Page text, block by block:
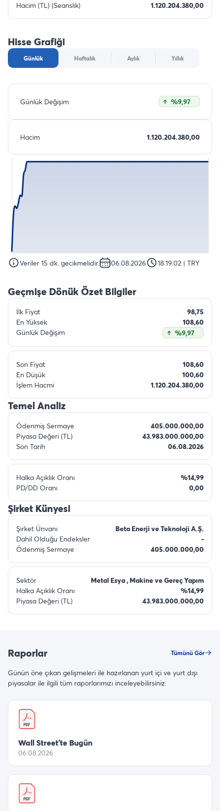
Hacim (TL) (Seanslık)
1.120.204.380,00
Hisse Grafiği
Günlük Haftalık Aylık Yıllık
Günlük Değişim %9,97
Hacim 1.120.204.380,00
Veriler 15 dk. gecikmelidir. 06.08.2026 18:19:02 | TRY
Geçmişe Dönük Özet Bilgiler
İlk Fiyat
98,75
En Yüksek
108,60
Günlük Değişim
%9,97
Son Fiyat
108,60
En Düşük
100,60
İşlem Hacmi
1.120.204.380,00
Temel Analiz
Ödenmiş Sermaye
405.000.000,00
Piyasa Değeri (TL)
43.983.000.000,00
Son Tarih
06.08.2026
Halka Açıklık Oranı
%14,99
PD/DD Oranı
0,00
Şirket Künyesi
Şirket Ünvanı
Beta Enerji ve Teknoloji A.Ş.
Dahil Olduğu Endeksler
-
Ödenmiş Sermaye
405.000.000,00
Sektör
Metal Esya , Makine ve Gereç Yapım
Halka Açıklık Oranı
%14,99
Piyasa Değeri (TL)
43.983.000.000,00
Raporlar Tümünü Gör
Günün öne çıkan gelişmeleri ile hazırlanan yurt içi ve yurt dışı
piyasalar ile ilgili tüm raporlarımızı inceleyebilirsiniz.
Wall Street’te Bugün
06.08.2026